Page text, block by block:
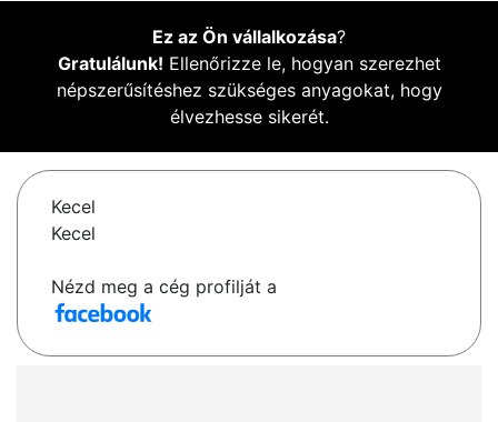
Ez az Ön vállalkozása?
Gratulálunk! Ellenőrizze le, hogyan szerezhet
népszerűsítéshez szükséges anyagokat, hogy
élvezhesse sikerét.
Kecel
Kecel
Nézd meg a cég profilját a